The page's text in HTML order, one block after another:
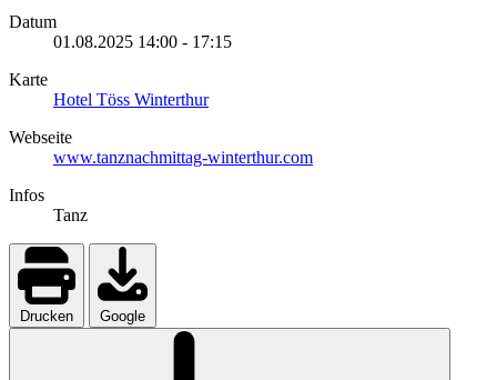
Datum
01.08.2025 14:00 - 17:15
Karte
Hotel Töss Winterthur
Webseite
www.tanznachmittag-winterthur.com
Infos
Tanz
Drucken Google